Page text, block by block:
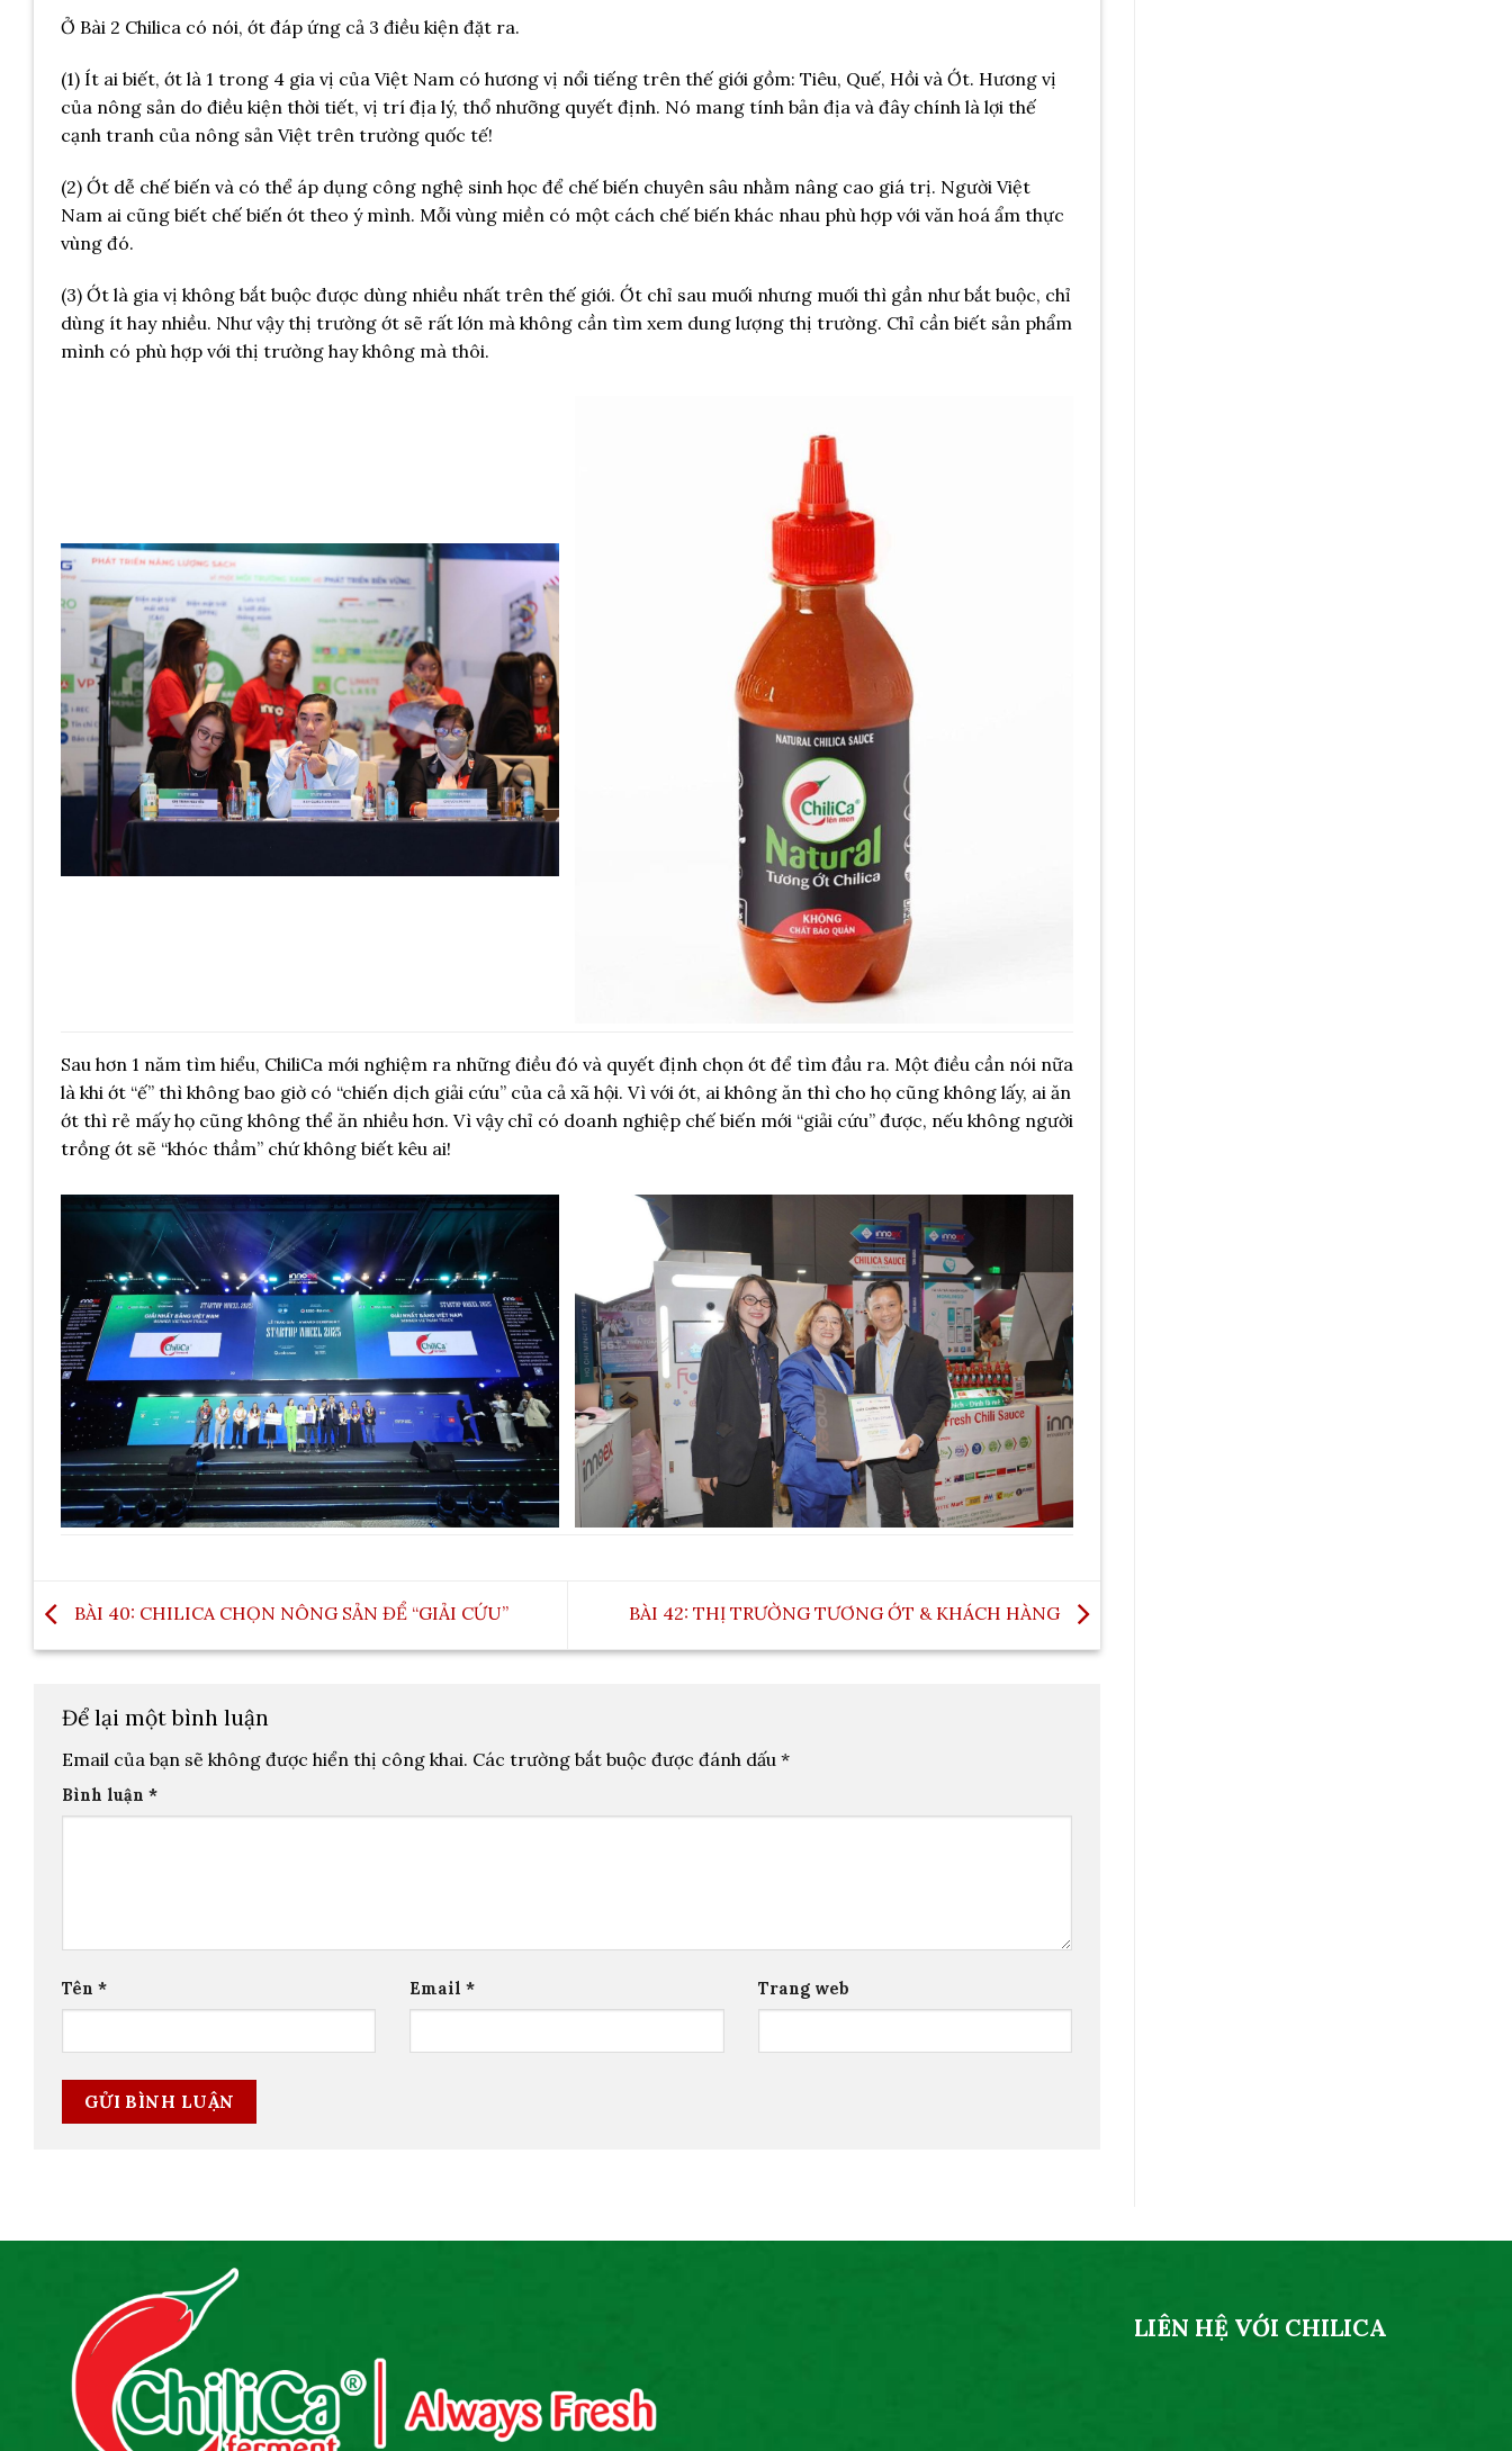
Ở Bài 2 Chilica có nói, ớt đáp ứng cả 3 điều kiện đặt ra.
(1) Ít ai biết, ớt là 1 trong 4 gia vị của Việt Nam có hương vị nổi tiếng trên thế giới gồm: Tiêu, Quế, Hồi và Ớt. Hương vị
của nông sản do điều kiện thời tiết, vị trí địa lý, thổ nhưỡng quyết định. Nó mang tính bản địa và đây chính là lợi thế
cạnh tranh của nông sản Việt trên trường quốc tế!
(2) Ớt dễ chế biến và có thể áp dụng công nghệ sinh học để chế biến chuyên sâu nhằm nâng cao giá trị. Người Việt
Nam ai cũng biết chế biến ớt theo ý mình. Mỗi vùng miền có một cách chế biến khác nhau phù hợp với văn hoá ẩm thực
vùng đó.
(3) Ớt là gia vị không bắt buộc được dùng nhiều nhất trên thế giới. Ớt chỉ sau muối nhưng muối thì gần như bắt buộc, chỉ
dùng ít hay nhiều. Như vậy thị trường ớt sẽ rất lớn mà không cần tìm xem dung lượng thị trường. Chỉ cần biết sản phẩm
mình có phù hợp với thị trường hay không mà thôi.
Sau hơn 1 năm tìm hiểu, ChiliCa mới nghiệm ra những điều đó và quyết định chọn ớt để tìm đầu ra. Một điều cần nói nữa
là khi ớt “ế” thì không bao giờ có “chiến dịch giải cứu” của cả xã hội. Vì với ớt, ai không ăn thì cho họ cũng không lấy, ai ăn
ớt thì rẻ mấy họ cũng không thể ăn nhiều hơn. Vì vậy chỉ có doanh nghiệp chế biến mới “giải cứu” được, nếu không người
trồng ớt sẽ “khóc thầm” chứ không biết kêu ai!
BÀI 40: CHILICA CHỌN NÔNG SẢN ĐỂ “GIẢI CỨU” BÀI 42: THỊ TRƯỜNG TƯƠNG ỚT & KHÁCH HÀNG
Để lại một bình luận
Email của bạn sẽ không được hiển thị công khai. Các trường bắt buộc được đánh dấu *
Bình luận *
Tên * Email* Trang web
LIÊN HỆ VỚI CHILICA